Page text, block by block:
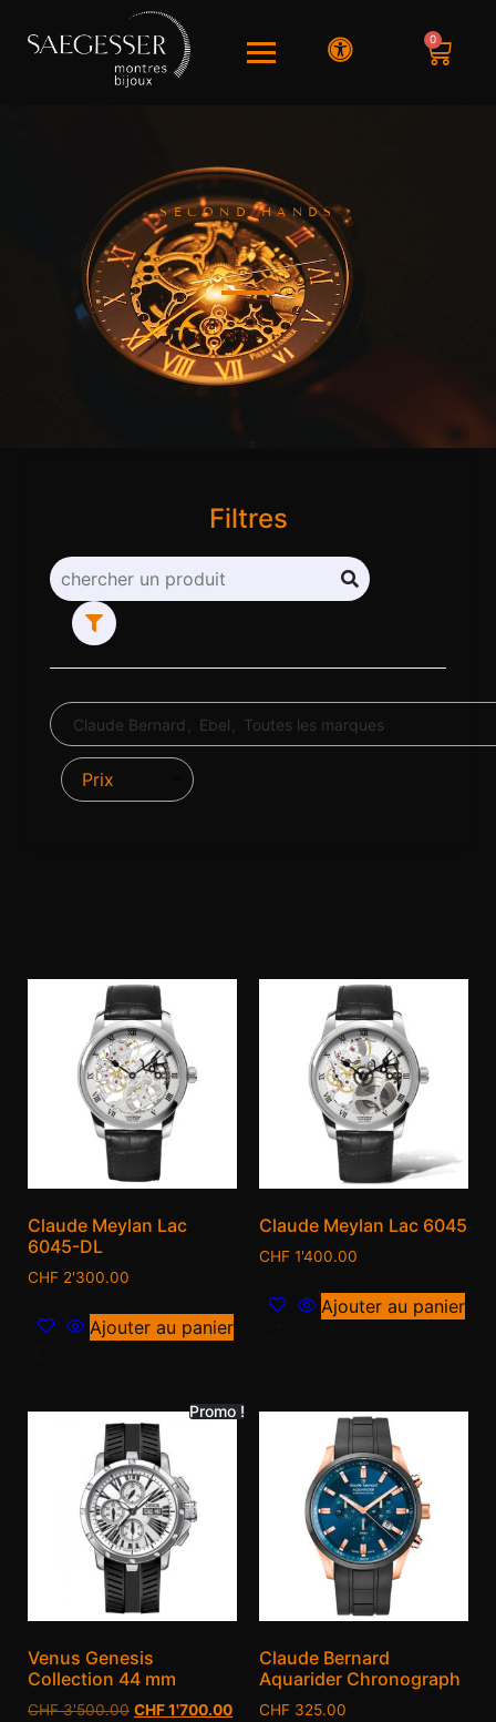
0
SECOND HANDS
Filtres
Claude Bernard Ebel Toutes les marques
Prix
Claude Meylan Lac
6045-DL
CHF 2'300.00
Ajouter au panier
Claude Meylan Lac 6045
CHF 1'400.00
Ajouter au panier
Promo !
Venus Genesis
Collection 44 mm
CHF3'500.00 CHF1'700.00
Claude Bernard
Aquarider Chronograph
CHF 325.00